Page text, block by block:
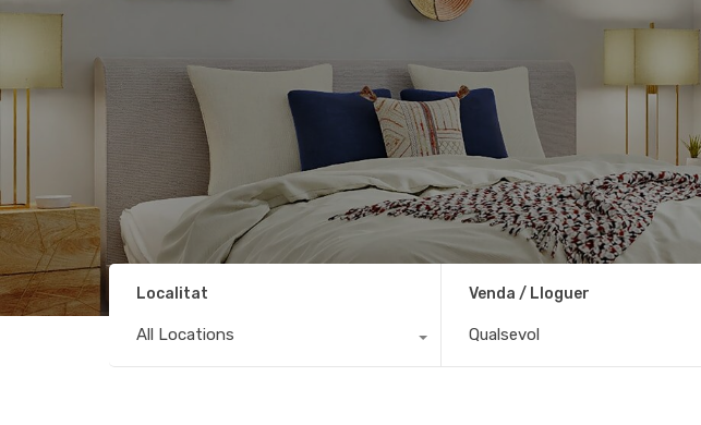
Localitat
All Locations
Venda / Lloguer
Qualsevol